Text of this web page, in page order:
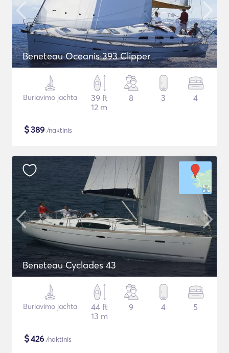
Beneteau Oceanis 393 Clipper
Buriavimo jachta
39 ft
12 m
8 3 4
$389 /naktinis
Beneteau Cyclades 43
Buriavimo jachta
44 ft
13 m
9 4 5
$426 /naktinis